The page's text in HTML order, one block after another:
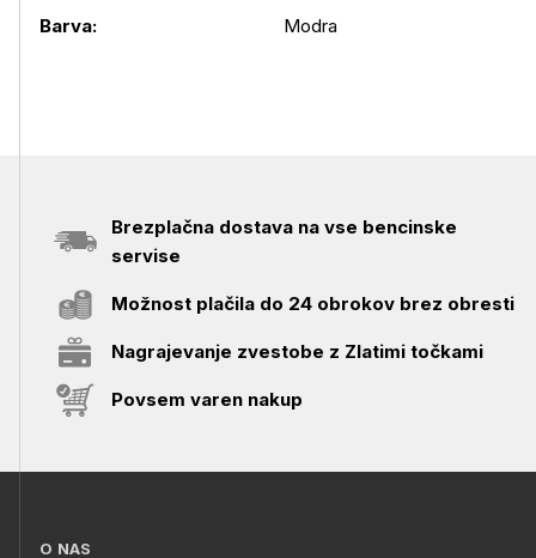
Barva:
Modra
Brezplačna dostava na vse bencinske
servise
Možnost plačila do 24 obrokov brez obresti
Nagrajevanje zvestobe z Zlatimi točkami
Povsem varen nakup
O NAS